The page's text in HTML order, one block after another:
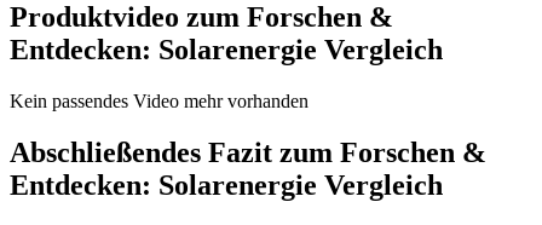
Produktvideo zum Forschen &
Entdecken: Solarenergie Vergleich
Kein passendes Video mehr vorhanden
Abschließendes Fazit zum Forschen &
Entdecken: Solarenergie Vergleich